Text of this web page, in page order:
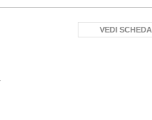
VEDI SCHEDA